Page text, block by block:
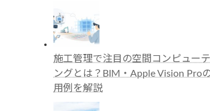
施工管理で注目の空間コンピューテ
ングとは？BIM・Apple Vision Pro
用例を解説